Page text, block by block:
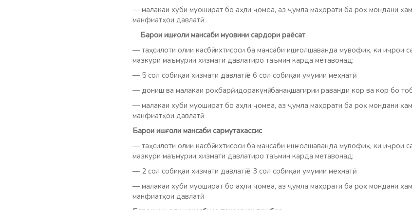
— малакаи хуби муошират бо аҳли ҷомеа, аз ҷумла маҳорати ба роҳ мондани
манфиатҳои давлатӣ.
Барои ишғоли мансаби муовини сардори раёсат
— таҳсилоти олии касбӣ, ихтисоси ба мансаби ишғолшаванда мувофиқ, ки иҷрои
мазкури маъмурии хизмати давлатиро таъмин карда метавонад;
— 5 сол собиқаи хизмати давлатӣ ё 6 сол собиқаи умумии меҳнатӣ;
— дониш ва малакаи роҳбарӣ, идоракунӣ, банақшагирии раванди кор ва кор бо
— малакаи хуби муошират бо аҳли ҷомеа, аз ҷумла маҳорати ба роҳ мондани
манфиатҳои давлатӣ.
Барои ишғоли мансаби сармутахассис
— таҳсилоти олии касбӣ, ихтисоси ба мансаби ишғолшаванда мувофиқ, ки иҷрои
мазкури маъмурии хизмати давлатиро таъмин карда метавонад;
— 2 сол собиқаи хизмати давлатӣ ё 3 сол собиқаи умумии меҳнатӣ;
— малакаи хуби муошират бо аҳли ҷомеа, аз ҷумла маҳорати ба роҳ мондани
манфиатҳои давлатӣ.